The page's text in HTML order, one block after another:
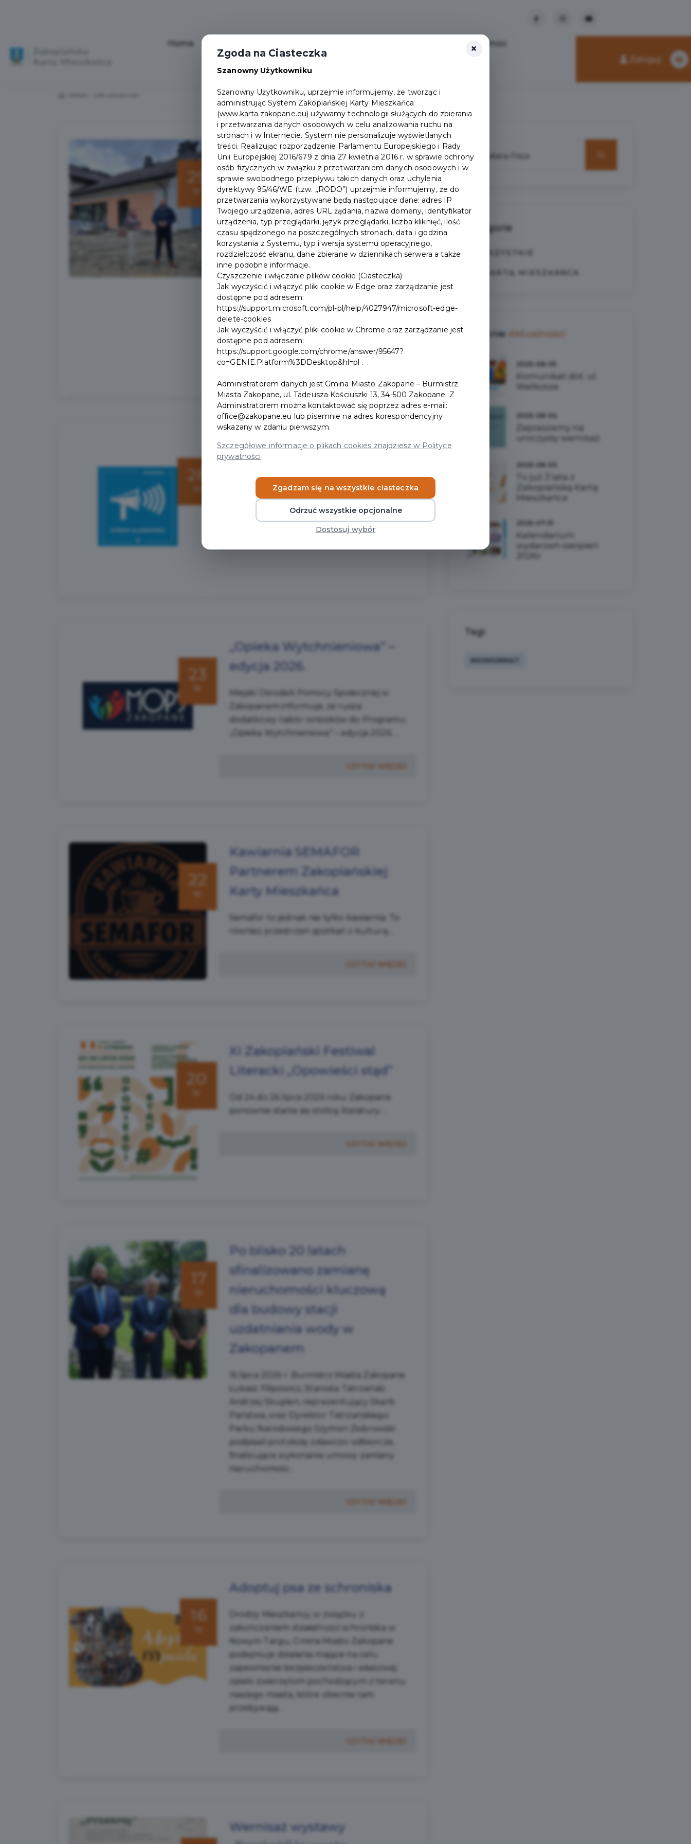
Home Pomoc
Punkty obsługi
Zaloguj
29
Nowoczesne przedszkole i
pierwszy publiczny żłobek
w Zakopanem – budowa
weszła w decydującą fazę
Budowa nowoczesnego kompleksu
przedszkolno-żłobkowego przy ul. Sabały
w Zakopanem weszła w decydującą fazę.
Wewnątrz budynku wykonano już tynki i
posadzki, a na zewnątrz zamontowano
dwa osobne place zabaw – dla dzieci
żłobkowych i przedszkolnych. Trwają
również prace przy p...
CZYTAJ WIĘCEJ
28
Komunikat
terenie miasta Zakopane uruchomione
zostaną syreny alarmowe....
CZYTAJ WIĘCEJ
23
„Opieka Wytchnieniowa” –
edycja 2026.
Miejski Ośrodek Pomocy Społecznej w
Zakopanem informuje, że rusza
dodatkowy nabór wniosków do Programu
„Opieka Wytchnieniowa” – edycja 2026. ...
CZYTAJ WIĘCEJ
22
Kawiarnia SEMAFOR
Partnerem Zakopiańskiej
Karty Mieszkańca
Semafor to jednak nie tylko kawiarnia. To
również przestrzeń spotkań z kulturą....
CZYTAJ WIĘCEJ
20
XI Zakopiański Festiwal
Literacki „Opowieści stąd”
Od 24 do 26 lipca 2026 roku Zakopane
ponownie stanie się stolicą literatury. ...
17
Po blisko 20 latach
sfinalizowano zamianę
nieruchomości kluczową
dla budowy stacji
uzdatniania wody w
Zakopanem
16 lipca 2026 r. Burmistrz Miasta Zakopane
Łukasz Filipowicz, Starosta Tatrzański
Andrzej Skupień, reprezentujący Skarb
Państwa, oraz Dyrektor Tatrzańskiego
Parku Narodowego Szymon Ziobrowski
podpisali protokoły zdawczo-odbiorcze,
finalizujące wykonanie umowy zamiany
nieruchomośc...
CZYTAJ WIĘCEJ
16
Adoptuj psa ze schroniska
Drodzy Mieszkańcy, w związku z
zakończeniem działalności schroniska w
Nowym Targu, Gmina Miasto Zakopane
podejmuje działania mające na celu
zapewnienie bezpieczeństwa i właściwej
opieki zwierzętom pochodzącym z terenu
naszego miasta, które obecnie tam
przebywają....
CZYTAJ WIĘCEJ
Wernisaż wystawy
Kategorie
WSZYSTKIE
Z KARTĄ MIESZKAŃCA
Ostatnie Aktualności
2026-08-05
Komunikat dot. ul.
Walkosze
2026-08-04
Zapraszamy na
uroczysty wernisaż
To już 3 lata z
Zakopiańską Kartą
Mieszkańca
Kalendarium
wydarzeń-sierpień
Tagi
#KOMUNIKAT
×
Zgoda na Ciasteczka
Szanowny Użytkowniku
Szanowny Użytkowniku, uprzejmie informujemy, że tworząc i
administrując System Zakopiańskiej Karty Mieszkańca
(www.karta.zakopane.eu) używamy technologii służących do zbierania
i przetwarzania danych osobowych w celu analizowania ruchu na
stronach i w Internecie. System nie personalizuje wyświetlanych
treści. Realizując rozporządzenie Parlamentu Europejskiego i Rady
Unii Europejskiej 2016/679 z dnia 27 kwietnia 2016 r. w sprawie ochrony
osób fizycznych w związku z przetwarzaniem danych osobowych i w
sprawie swobodnego przepływu takich danych oraz uchylenia
dyrektywy 95/46/WE (tzw. „RODO”) uprzejmie informujemy, że do
przetwarzania wykorzystywane będą następujące dane: adres IP
Twojego urządzenia, adres URL żądania, nazwa domeny, identyfikator
urządzenia, typ przeglądarki, język przeglądarki, liczba kliknięć, ilość
czasu spędzonego na poszczególnych stronach, data i godzina
korzystania z Systemu, typ i wersja systemu operacyjnego,
rozdzielczość ekranu, dane zbierane w dziennikach serwera a także
inne podobne informacje.
Czyszczenie i włączanie plików cookie (Ciasteczka)
Jak wyczyścić i włączyć pliki cookie w Edge oraz zarządzanie jest
dostępne pod adresem:
https://support.microsoft.com/pl-pl/help/4027947/microsoft-edge-
delete-cookies
Jak wyczyścić i włączyć pliki cookie w Chrome oraz zarządzanie jest
dostępne pod adresem:
https://support.google.com/chrome/answer/95647?
co=GENIE.Platform%3DDesktop&hl=pl .
Administratorem danych jest Gmina Miasto Zakopane – Burmistrz
Miasta Zakopane, ul. Tadeusza Kościuszki 13, 34-500 Zakopane. Z
Administratorem można kontaktować się poprzez adres e-mail:
office@zakopane.eu lub pisemnie na adres korespondencyjny
wskazany w zdaniu pierwszym.
Szczegółowe informacje o plikach cookies znajdziesz w Polityce
prywatności
Zgadzam się na wszystkie ciasteczka
Odrzuć wszystkie opcjonalne
Dostosuj wybór